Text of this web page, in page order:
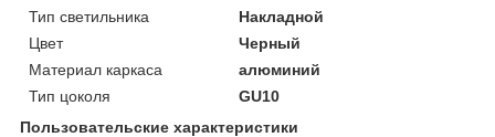
Тип светильника
Накладной
Цвет
Черный
Материал каркаса
алюминий
Тип цоколя
GU10
Пользовательские характеристики